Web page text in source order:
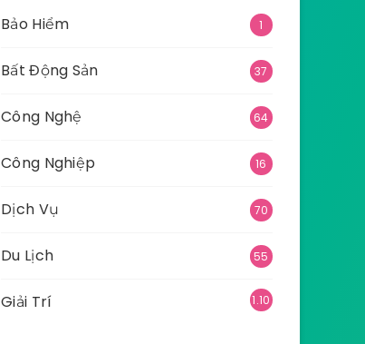
Bảo Hiểm 1
Bất Động Sản 37
Công Nghệ 64
Công Nghiệp 16
Dịch Vụ 70
Du Lịch 55
Giải Trí
1.10